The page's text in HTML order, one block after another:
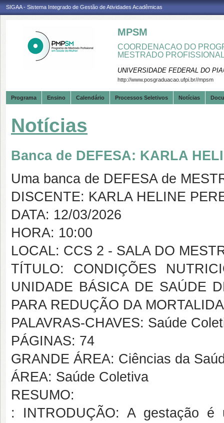
SIGAA - Sistema Integrado de Gestão de Atividades Acadêmicas
MPSM
COORDENACAO DO
MESTRADO
UNIVERSIDADE FEDERAL DO
http://www.posgraduacao.ufpi.br//mpsm
Programa Ensino Calendário Processos Seletivos Notícias
Notícias
Banca de DEFESA: KARLA
Uma banca de DEFESA de
DISCENTE: KARLA HELINE
DATA: 12/03/2026
HORA: 10:00
LOCAL: CCS 2 - SALA DO
TÍTULO: CONDIÇÕES
UNIDADE BÁSICA DE SAÚDE
PARA REDUÇÃO DA
PALAVRAS-CHAVES: Saúde
PÁGINAS: 74
GRANDE ÁREA: Ciências da
ÁREA: Saúde Coletiva
RESUMO:
: INTRODUÇÃO: A gestação é